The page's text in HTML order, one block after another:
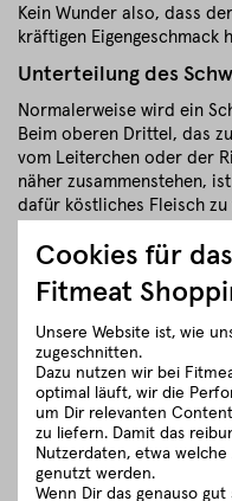
Kein Wunder also, dass
kräftigen Eigengeschmack
Unterteilung des
Normalerweise wird ein
Beim oberen Drittel, das
vom Leiterchen oder der
näher zusammenstehen,
dafür köstliches Fleisch zu
Der Schweinebauch, wie
vorderen Teil der unteren
ist deutlich fetter und hat
Seine Form ist beinahe
hat eine langfaserige
Bauchlappen bezeichnet.
Wurstwaren produziert.
Cookies für
Fitmeat
Unsere Website ist, wie
zugeschnitten.
Dazu nutzen wir bei
optimal läuft, wir die
um Dir relevanten
zu liefern. Damit das
Nutzerdaten, etwa
genutzt werden.
Wenn Dir das genauso